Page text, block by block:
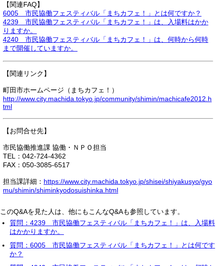
【関連FAQ】
6005 市民協働フェスティバル「まちカフェ！」とは何ですか？
4239 市民協働フェスティバル「まちカフェ！」は、入場料はかか
りますか。
4240 市民協働フェスティバル「まちカフェ！」は、何時から何時
まで開催していますか。
【関連リンク】
町田市ホームページ（まちカフェ！）
http://www.city.machida.tokyo.jp/community/shimin/machicafe2012.h
tml
【お問合せ先】
市民協働推進課 協働・ＮＰＯ担当
TEL：042-724-4362
FAX：050-3085-6517
担当課詳細： https://www.city.machida.tokyo.jp/shisei/shiyakusyo/gyo
mu/shimin/shiminkyodosuishinka.html
このQ&Aを見た人は、他にもこんなQ&Aも参照しています。
質問：4239 市民協働フェスティバル「まちカフェ！」は、入場料
はかかりますか。
質問：6005 市民協働フェスティバル「まちカフェ！」とは何です
か？